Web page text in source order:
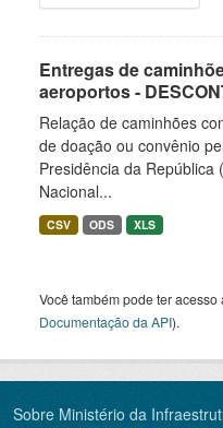
Entregas de
aeroportos -
Relação de caminhões
de doação ou convênio
Presidência da
Nacional...
CSV ODS XLS
Você também pode ter
Documentação da API).
Sobre Ministério da